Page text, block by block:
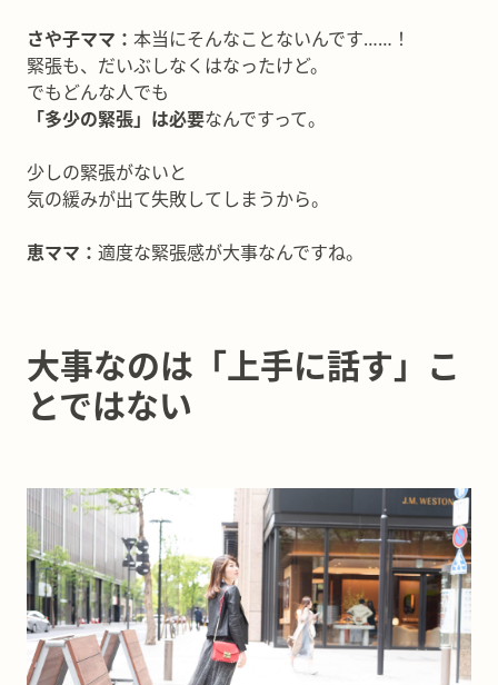
さや子ママ： 本当にそんなことないんです……！
緊張も、だいぶしなくはなったけど。
でもどんな人でも
「多少の緊張」は必要なんですって。
少しの緊張がないと
気の緩みが出て失敗してしまうから。
恵ママ： 適度な緊張感が大事なんですね。
大事なのは「上手に話す」こ
とではない